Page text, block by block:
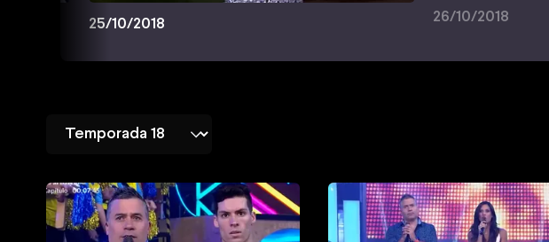
25/10/2018
26/10/2018